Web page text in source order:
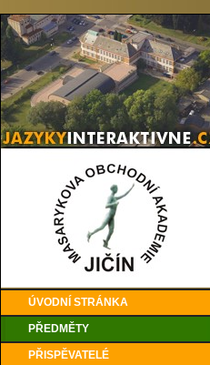
ÚVODNÍ STRÁNKA
PŘEDMĚTY
PŘISPĚVATELÉ